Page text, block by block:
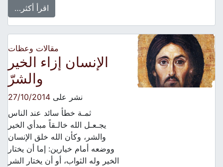
اقرأ أكثر…
مقالات وعظات
الإنسان إزاء الخير
والشرّ
نشر على27/10/2014
ثمـة خطأ سائد عند الناس
يجـعـل الله خالـقاً مبدأي الخير
والشر، وكأن الله خلق الإنسان
ووضعه أمام خيارين: إما أن يختار
الخير وله الثواب، أو أن يختار الشر